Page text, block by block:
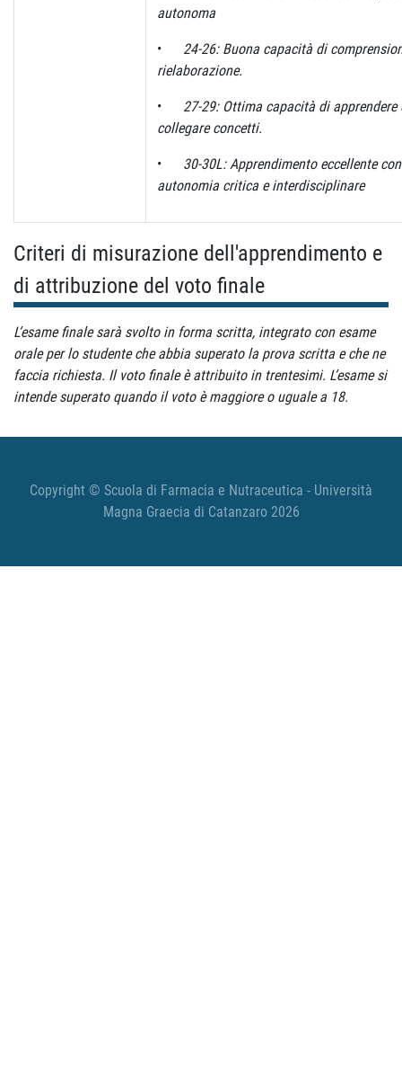
autonoma
• 24-26: Buona capacità di
rielaborazione.
• 27-29: Ottima capacità di apprendere
collegare concetti.
• 30-30L: Apprendimento eccellente con
autonomia critica e interdisciplinare
Criteri di misurazione dell'apprendimento e
di attribuzione del voto finale
L’esame finale sarà svolto in forma scritta, integrato con esame
orale per lo studente che abbia superato la prova scritta e che ne
faccia richiesta. Il voto finale è attribuito in trentesimi. L’esame si
intende superato quando il voto è maggiore o uguale a 18.
Copyright © Scuola di Farmacia e Nutraceutica - Università
Magna Graecia di Catanzaro 2026